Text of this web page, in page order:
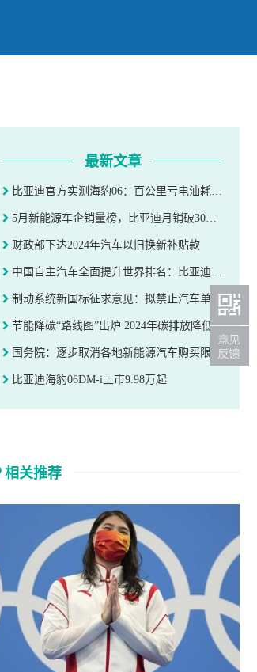
最新文章
比亚迪官方实测海豹06：百公里亏电油耗仅2.54L
5月新能源车企销量榜，比亚迪月销破30万辆
财政部下达2024年汽车以旧换新补贴款
中国自主汽车全面提升世界排名：比亚迪、吉利并列第10
制动系统新国标征求意见：拟禁止汽车单踏板完全刹停
节能降碳“路线图”出炉 2024年碳排放降低3.9%
国务院：逐步取消各地新能源汽车购买限制
比亚迪海豹06DM-i上市9.98万起
相关推荐